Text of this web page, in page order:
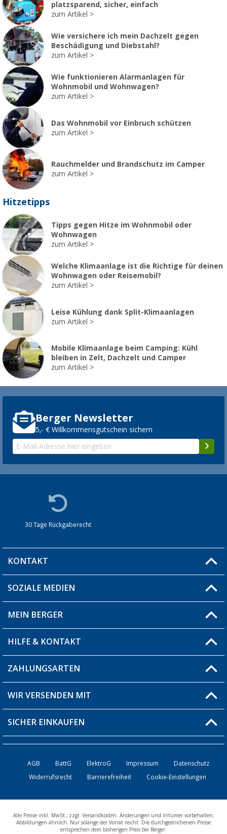
platzsparend, sicher, einfach
zum Artikel
Wie versichere ich mein Dachzelt gegen
Beschädigung und Diebstahl?
zum Artikel
Wie funktionieren Alarmanlagen für
Wohnmobil und Wohnwagen?
zum Artikel
Das Wohnmobil vor Einbruch schützen
zum Artikel
Rauchmelder und Brandschutz im Camper
zum Artikel
Hitzetipps
Tipps gegen Hitze im Wohnmobil oder
Wohnwagen
zum Artikel
Welche Klimaanlage ist die Richtige für deinen
Wohnwagen oder Reisemobil?
zum Artikel
Leise Kühlung dank Split-Klimaanlagen
zum Artikel
Mobile Klimaanlage beim Camping: Kühl
bleiben in Zelt, Dachzelt und Camper
zum Artikel
Berger Newsletter
5,- € Willkommensgutschein sichern
30 Tage Rückgaberecht
KONTAKT
Du hast eine Frage?
Filiale finden
SOZIALE MEDIEN
MEIN BERGER
Blog
Produkttester
Über uns
HILFE & KONTAKT
Fragen & Antworten / FAQ
Versandinformationen
Bestellstatus
Kontakt
ZAHLUNGSARTEN
WIR VERSENDEN MIT
SICHER EINKAUFEN
AGB BattG ElektroG Impressum
Datenschutz
Widerrufsrecht
Barrierefreiheit Cookie-Einstellungen
Alle Preise inkl. MwSt., zzgl. Versandkosten. Änderungen und Irrtümer vorbehalten.
Abbildungen ähnlich. Nur solange der Vorrat reicht. Die durchgestrichenen Preise
entsprechen dem bisherigen Preis bei Berger.